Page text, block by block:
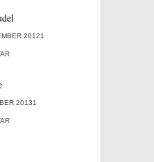
20121
20131